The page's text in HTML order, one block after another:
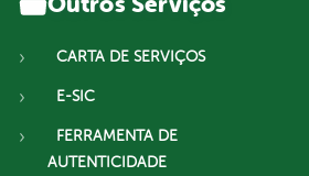
CARTA DE SERVIÇOS
E-SIC
FERRAMENTA DE
AUTENTICIDADE